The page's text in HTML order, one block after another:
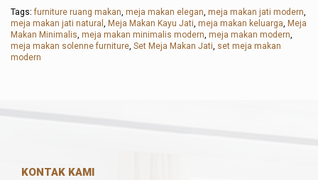
Tags:furniture ruang makan, meja makan elegan, meja makan jati modern,
meja makan jati natural , Meja Makan Kayu Jati, meja makan keluarga, Meja
Makan Minimalis, meja makan minimalis modern, meja makan modern,
meja makan solenne furniture, Set Meja Makan Jati, set meja makan
modern
KONTAK KAMI